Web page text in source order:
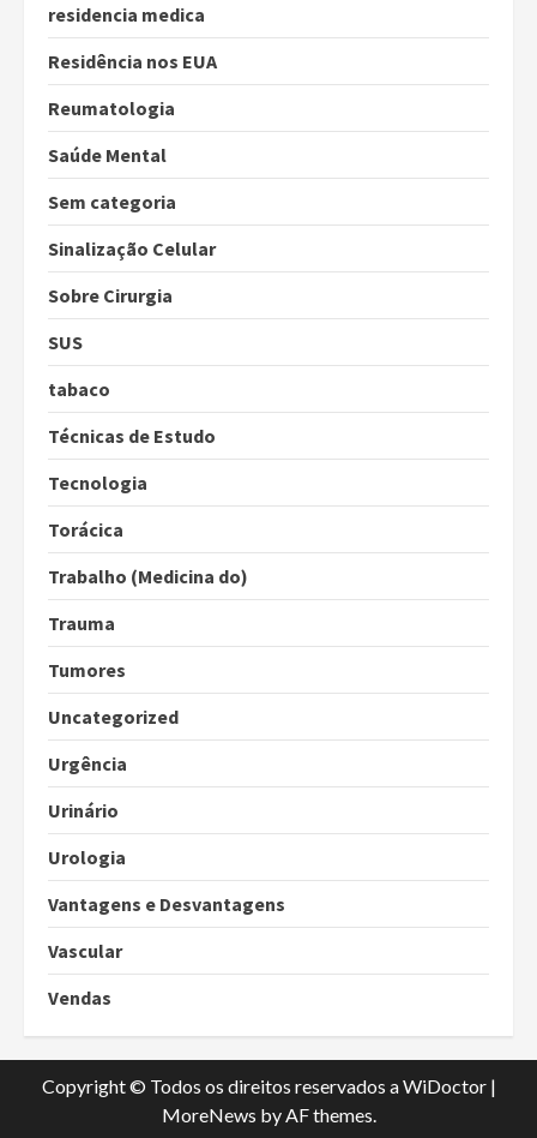
residencia medica
Residência nos EUA
Reumatologia
Saúde Mental
Sem categoria
Sinalização Celular
Sobre Cirurgia
SUS
tabaco
Técnicas de Estudo
Tecnologia
Torácica
Trabalho (Medicina do)
Trauma
Tumores
Uncategorized
Urgência
Urinário
Urologia
Vantagens e Desvantagens
Vascular
Vendas
Copyright © Todos os direitos reservados a WiDoctor |
MoreNews by AF themes.